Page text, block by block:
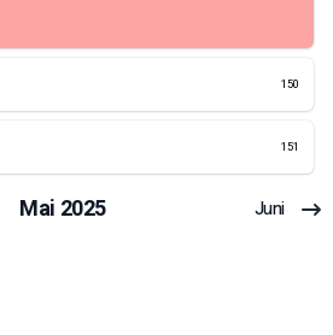
150
151
Mai 2025 Juni